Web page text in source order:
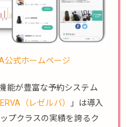
公式ホームページ
能が豊富な予約システム
（レゼルバ）
」は導入
プクラスの実績を誇るク